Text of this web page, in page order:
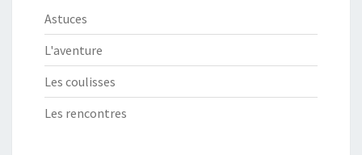
Astuces
L'aventure
Les coulisses
Les rencontres